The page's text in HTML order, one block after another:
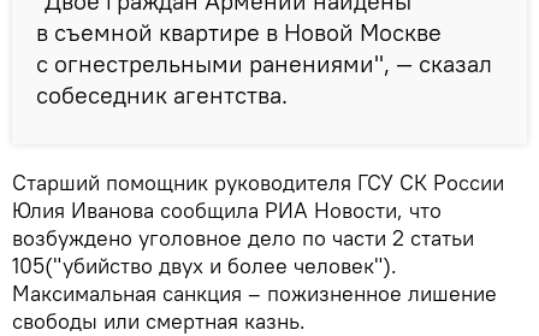
в съемной квартире в Новой Москве
с огнестрельными ранениями", — сказал
собеседник агентства.
Старший помощник руководителя ГСУ СК России
Юлия Иванова сообщила РИА Новости, что
возбуждено уголовное дело по части 2 статьи
105("убийство двух и более человек").
Максимальная санкция – пожизненное лишение
свободы или смертная казнь.